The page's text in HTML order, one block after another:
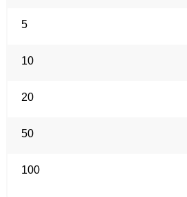
5
10
20
50
100